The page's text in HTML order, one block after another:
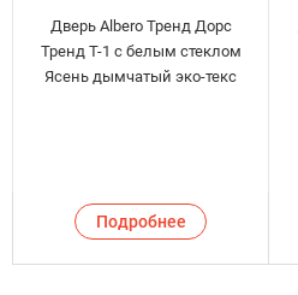
Дверь Albero Тренд Дорс
Тренд Т-1 с белым стеклом
Ясень дымчатый эко-текс
Подробнее